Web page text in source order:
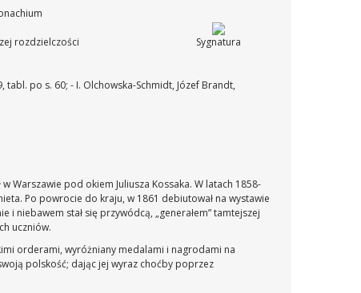
rozdzielczości Sygnatura
tabl. po s. 60; - I. Olchowska-Schmidt, Józef Brandt,
Warszawie pod okiem Juliusza Kossaka. W latach 1858-
Po powrocie do kraju, w 1861 debiutował na wystawie
i niebawem stał się przywódcą, „generałem” tamtejszej
uczniów.
orderami, wyróżniany medalami i nagrodami na
polskość; dając jej wyraz choćby poprzez